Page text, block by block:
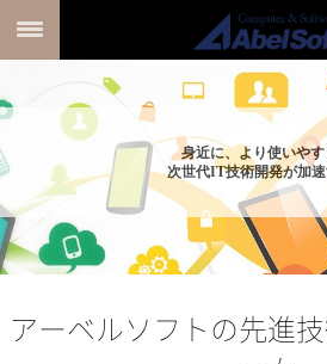
身近に、より使いやす
次世代IT技術開発が加
アーベルソフトの先進